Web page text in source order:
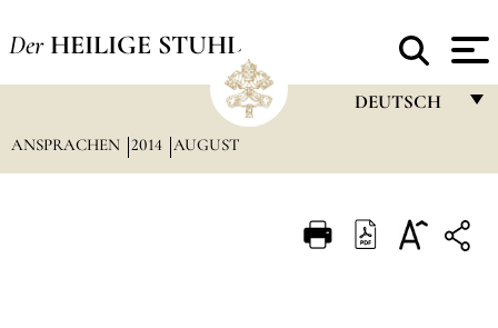
Der HEILIGE STUHL
DEUTSCH
ITALIANO
ANSPRACHEN 2014 AUGUST